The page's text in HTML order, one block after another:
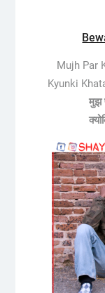
Mujh Par
Kyunki
मुझ